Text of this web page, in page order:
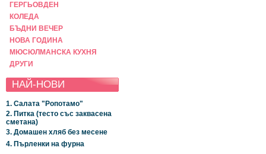
ГЕРГЬОВДЕН
КОЛЕДА
БЪДНИ ВЕЧЕР
НОВА ГОДИНА
МЮСЮЛМАНСКА КУХНЯ
ДРУГИ
НАЙ-НОВИ
1. Салата "Ропотамо"
2. Питка (тесто със заквасена
сметана)
3. Домашен хляб без месене
4. Пърленки на фурна